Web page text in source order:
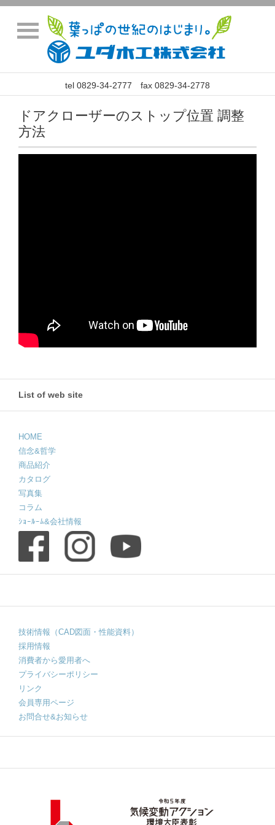
tel 0829-34-2777 fax 0829-34-2778
ドアクローザーのストップ位置 調整
方法
List of web site
HOME
信念&哲学
商品紹介
カタログ
写真集
コラム
ｼｮｰﾙｰﾑ&会社情報
技術情報（CAD図面・性能資料）
採用情報
消費者から愛用者へ
プライバシーポリシー
リンク
会員専用ページ
お問合せ&お知らせ